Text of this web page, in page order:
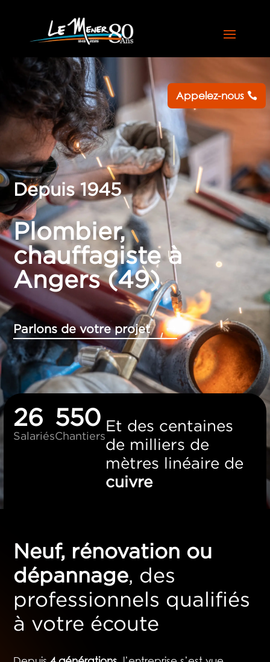
Depuis 1945
Plombier,
chauffagiste à
Angers (49)
Parlons de votre projet
26
Salariés
550
Chantiers
Et des centaines
de milliers de
mètres linéaire de
cuivre
Neuf, rénovation ou
dépannage, des
professionnels qualifiés
à votre écoute
Appelez-nous